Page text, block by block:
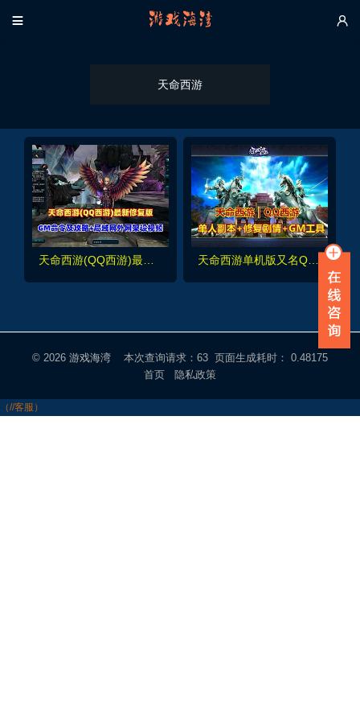
 
天命西游
天命西游(QQ西游)最新修复版,带GM命令及攻略+安装及GM使用视频+局域网外网架设视频 天命西游单机版又名QQ西游，菩提修罗新职业，修复剧情完整商城一键端
© 2026 游戏海湾 本次查询请求：63 页面生成耗时： 0.48175
首页
隐私政策
（//客服）